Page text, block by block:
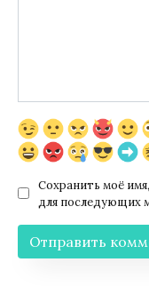
Сохранить моё
для последующих